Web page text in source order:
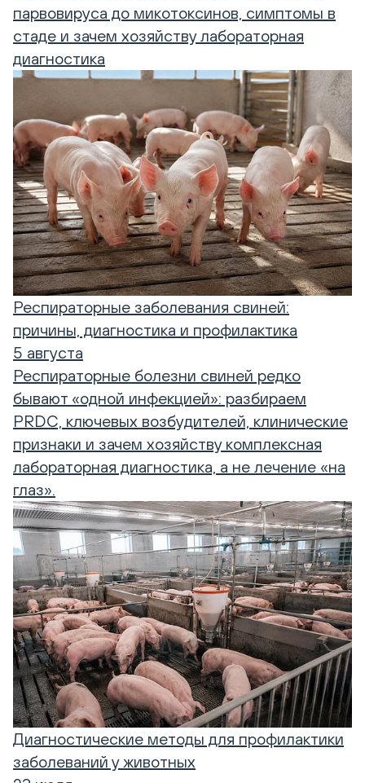
парвовируса до микотоксинов, симптомы в
стаде и зачем хозяйству лабораторная
диагностика
Респираторные заболевания свиней:
причины, диагностика и профилактика
5 августа
Респираторные болезни свиней редко
бывают «одной инфекцией»: разбираем
PRDC, ключевых возбудителей, клинические
признаки и зачем хозяйству комплексная
лабораторная диагностика, а не лечение «на
глаз».
Диагностические методы для профилактики
заболеваний у животных